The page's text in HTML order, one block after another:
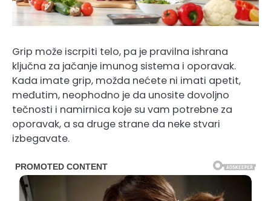
Grip može iscrpiti telo, pa je pravilna ishrana
ključna za jačanje imunog sistema i oporavak.
Kada imate grip, možda nećete ni imati apetit,
međutim, neophodno je da unosite dovoljno
tečnosti i namirnica koje su vam potrebne za
oporavak, a sa druge strane da neke stvari
izbegavate.